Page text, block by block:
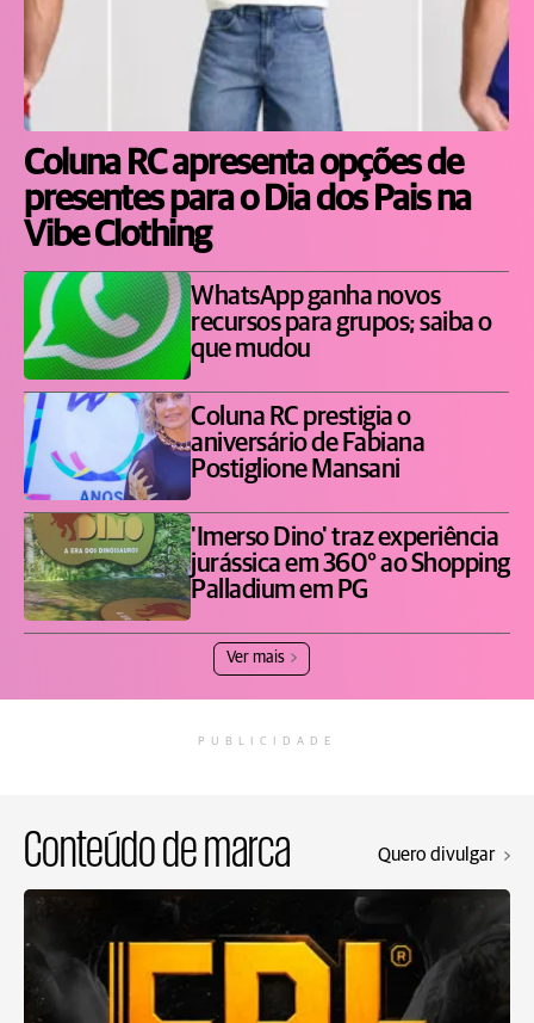
Coluna RC apresenta opções de
presentes para o Dia dos Pais na
Vibe Clothing
WhatsApp ganha novos
recursos para grupos; saiba o
que mudou
Coluna RC prestigia o
aniversário de Fabiana
Postiglione Mansani
'Imerso Dino' traz experiência
jurássica em 360° ao Shopping
Palladium em PG
Ver mais
PUBLICIDADE
Conteúdo de marca Quero divulgar